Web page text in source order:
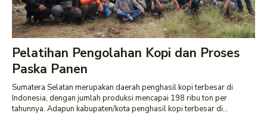
Pelatihan Pengolahan Kopi dan Proses
Paska Panen
Sumatera Selatan merupakan daerah penghasil kopi terbesar di
Indonesia, dengan jumlah produksi mencapai 198 ribu ton per
tahunnya. Adapun kabupaten/kota penghasil kopi terbesar di...